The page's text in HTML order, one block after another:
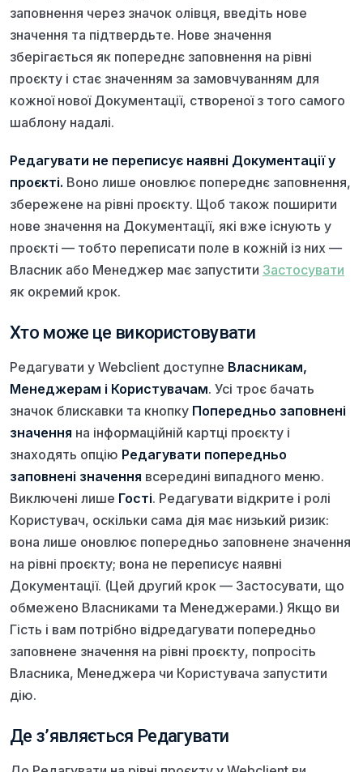
заповнення через значок олівця, введіть нове
значення та підтвердьте. Нове значення
зберігається як попереднє заповнення на рівні
проєкту і стає значенням за замовчуванням для
кожної нової Документації, створеної з того самого
шаблону надалі.
Редагувати не переписує наявні Документації у
проєкті. Воно лише оновлює попереднє заповнення,
збережене на рівні проєкту. Щоб також поширити
нове значення на Документації, які вже існують у
проєкті — тобто переписати поле в кожній із них —
Власник або Менеджер має запустити Застосувати
як окремий крок.
Хто може це використовувати
Редагувати у Webclient доступне Власникам,
Менеджерам і Користувачам. Усі троє бачать
значок блискавки та кнопку Попередньо заповнені
значення на інформаційній картці проєкту і
знаходять опцію Редагувати попередньо
заповнені значення всередині випадного меню.
Виключені лише Гості. Редагувати відкрите і ролі
Користувач, оскільки сама дія має низький ризик:
вона лише оновлює попередньо заповнене значення
на рівні проєкту; вона не переписує наявні
Документації. (Цей другий крок — Застосувати, що
обмежено Власниками та Менеджерами.) Якщо ви
Гість і вам потрібно відредагувати попередньо
заповнене значення на рівні проєкту, попросіть
Власника, Менеджера чи Користувача запустити
дію.
Де з’являється Редагувати